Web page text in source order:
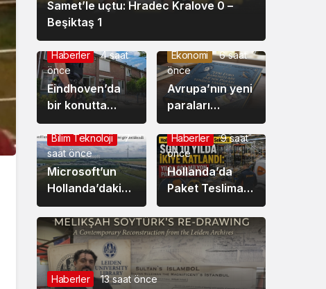
Samet’le uçtu: Hradec Kralove 0 –
Beşiktaş 1
Haberler
4 saat
önce
Eindhoven’da
bir konutta
yapılan
aramada silaha
benzer bir
nesne bulundu.
Ekonomi
6 saat
önce
Avrupa’nın yeni
paraları
hazırlanıyor:
Euro
banknotları
yeniden
tasarlanıyor
Bilim Teknoloji
7
saat önce
Microsoft’un
Hollanda’daki
bilgi tarlası dron
ile görüntülendi
Haberler
9 saat
önce
Hollanda’da
Paket Teslimat
Sektörü Son 10
Yılda İkiye
Katlandı: Yılda
600 Milyon
Paket Taşınıyor
Haberler 13 saat önce